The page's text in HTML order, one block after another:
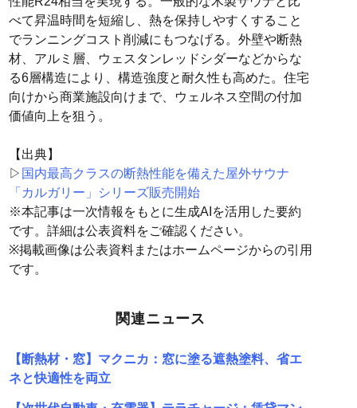
べて昇温時間を短縮し、熱を保持しやすくすること
でランニングコスト削減にもつなげる。外壁や断熱
材、アルミ層、ウェスタンレッドシダーなどからな
る6層構造により、構造強度と耐久性も高めた。住宅
向けから商業施設向けまで、ウェルネス空間の付加
価値向上を狙う。
【出典】
▷ 国内最高クラスの断熱性能を備えた屋外サウナ
「カルガリー」シリーズ販売開始
※本記事は一次情報をもとに生成AIを活用した要約
です。詳細は公表資料をご確認ください。
※掲載画像は公表資料またはホームページからの引用
です。
関連ニュース
【断熱材・窓】マクニカ：窓に塗る遮熱塗料、省エ
ネと快適性を両立